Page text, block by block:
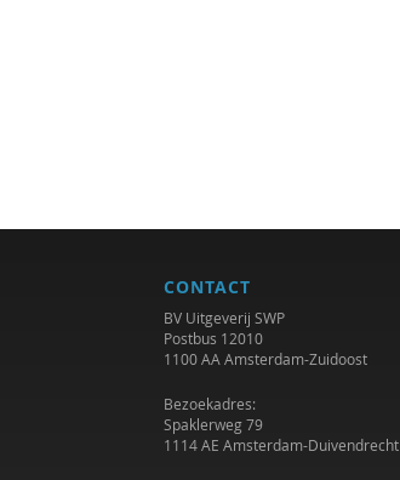
CONTACT
BV Uitgeverij SWP
Postbus 12010
1100 AA Amsterdam-Zuidoost
Bezoekadres:
Spaklerweg 79
1114 AE Amsterdam-Duivendrecht